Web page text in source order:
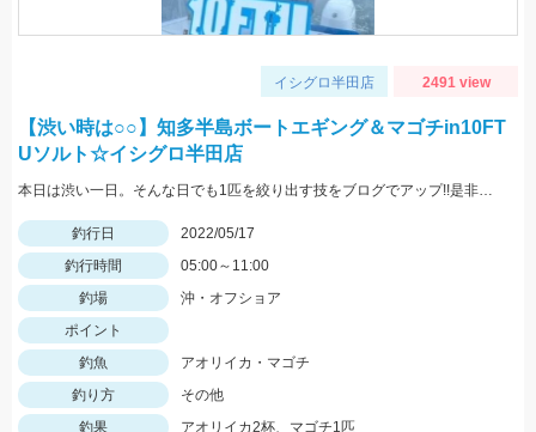
イシグロ半田店 2491 view
【渋い時は○○】知多半島ボートエギング＆マゴチin10FT
Uソルト☆イシグロ半田店
本日は渋い一日。そんな日でも1匹を絞り出す技をブログでアップ!!是非ご覧ください。
釣行日
2022/05/17
釣行時間
05:00～11:00
釣場
沖・オフショア
ポイント
釣魚
アオリイカ・マゴチ
釣り方
その他
釣果
アオリイカ2杯、マゴチ1匹